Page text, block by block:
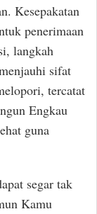
Kesepakatan
penerimaan
langkah
sifat
tercatat
Engkau
guna
segar tak
Kamu